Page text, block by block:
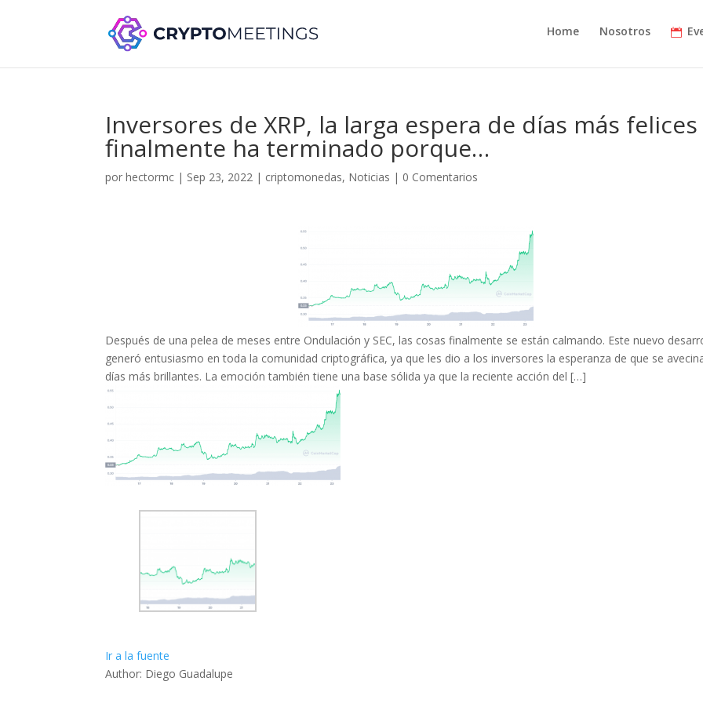
Home Nosotros
Inversores de XRP, la larga espera de días más felices
finalmente ha terminado porque…
porhectormc | Sep 23, 2022 | criptomonedas, Noticias | 0 Comentarios
Después de una pelea de meses entre Ondulación y SEC, las cosas finalmente se están calmando. Este nuevo
generó entusiasmo en toda la comunidad criptográfica, ya que les dio a los inversores la esperanza de que se
días más brillantes. La emoción también tiene una base sólida ya que la reciente acción del […]
Ir a la fuente
Author: Diego Guadalupe